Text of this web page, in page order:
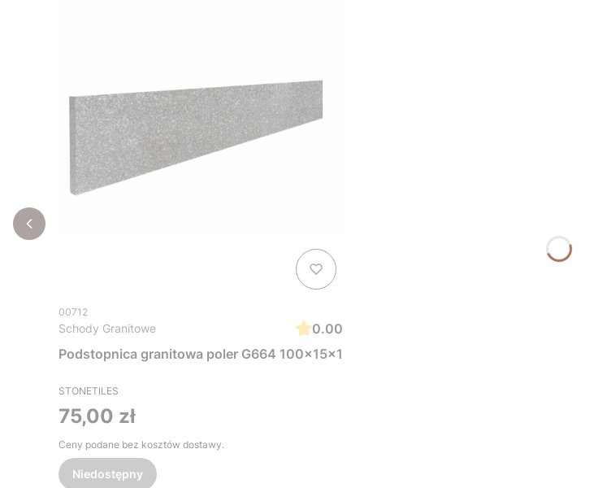
00712
Schody Granitowe
0.00
Podstopnica granitowa poler G664 100x15x1
STONETILES
Cena
75,00 zł
Ceny podane bez kosztów dostawy.
Niedostępny